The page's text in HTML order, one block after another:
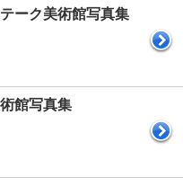
ーク美術館写真集
館写真集